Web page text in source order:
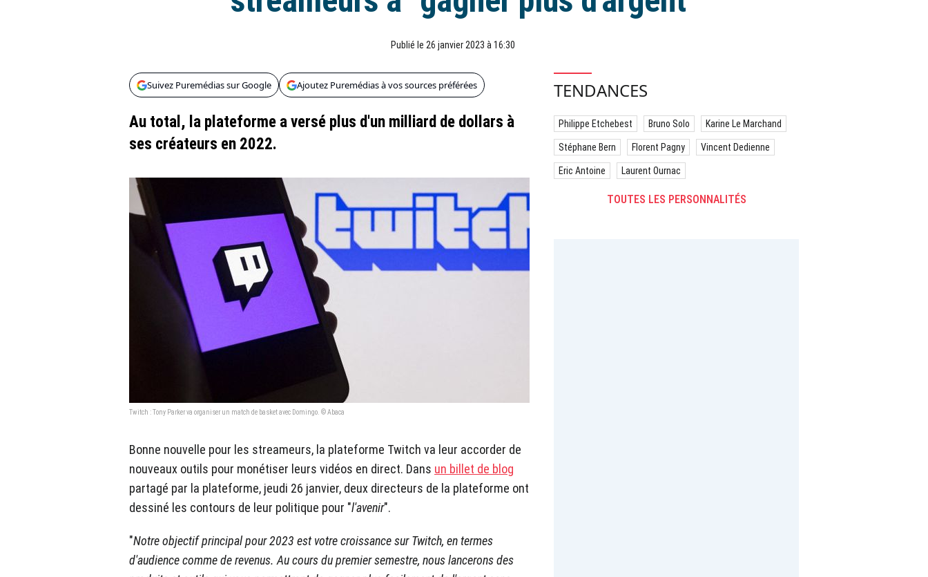
Publié le 26 janvier 2023 à 16:30
Suivez Puremédias sur Google Ajoutez Puremédias à vos sources préférées
Au total, la plateforme a versé plus d'un milliard de dollars à
ses créateurs en 2022.
Twitch : Tony Parker va organiser un match de basket avec Domingo. © Abaca
Bonne nouvelle pour les streameurs, la plateforme Twitch va leur accorder de
nouveaux outils pour monétiser leurs vidéos en direct. Dans un billet de blog
partagé par la plateforme, jeudi 26 janvier, deux directeurs de la plateforme ont
dessiné les contours de leur politique pour "l'avenir".
"Notre objectif principal pour 2023 est votre croissance sur Twitch, en termes
d'audience comme de revenus. Au cours du premier semestre, nous lancerons des
TENDANCES
Philippe Etchebest Bruno Solo Karine Le Marchand
Stéphane Bern Florent Pagny Vincent Dedienne
Eric Antoine Laurent Ournac
TOUTES LES PERSONNALITÉS